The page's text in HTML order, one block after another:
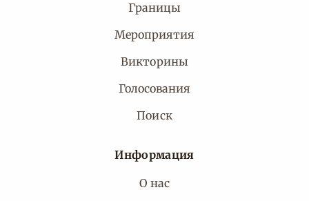
Границы
Мероприятия
Викторины
Голосования
Поиск
Информация
О нас